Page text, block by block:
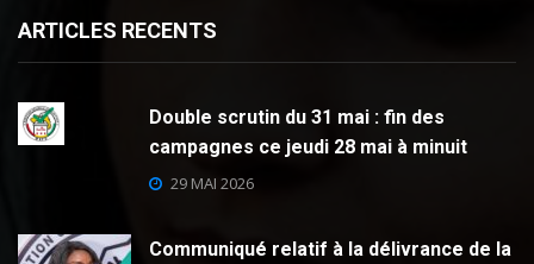
ARTICLES RECENTS
Double scrutin du 31 mai : fin des
campagnes ce jeudi 28 mai à minuit
29 MAI 2026
Communiqué relatif à la délivrance de la